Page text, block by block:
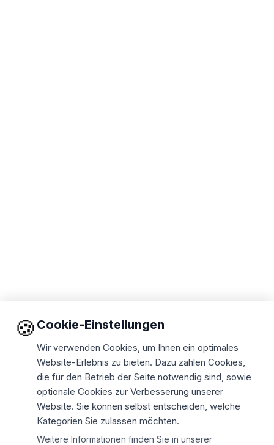
🍪 Cookie-Einstellungen
Wir verwenden Cookies, um Ihnen ein optimales
Website-Erlebnis zu bieten. Dazu zählen Cookies,
die für den Betrieb der Seite notwendig sind, sowie
optionale Cookies zur Verbesserung unserer
Website. Sie können selbst entscheiden, welche
Kategorien Sie zulassen möchten.
Weitere Informationen finden Sie in unserer